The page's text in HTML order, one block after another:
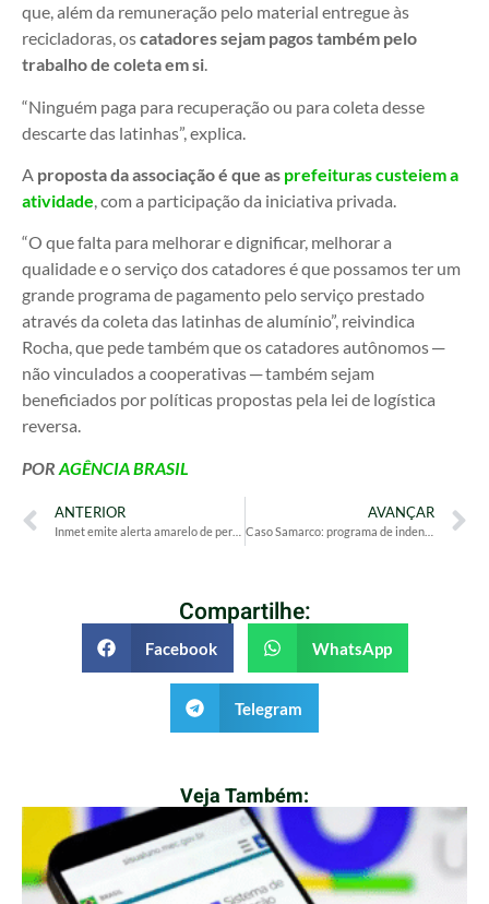
que, além da remuneração pelo material entregue às
recicladoras, oscatadores sejam pagos também pelo
trabalho de coleta em si.
“Ninguém paga para recuperação ou para coleta desse
descarte das latinhas”, explica.
A proposta da associação é que as prefeituras custeiem a
atividade, com a participação da iniciativa privada.
“O que falta para melhorar e dignificar, melhorar a
qualidade e o serviço dos catadores é que possamos ter um
grande programa de pagamento pelo serviço prestado
através da coleta das latinhas de alumínio”, reivindica
Rocha, que pede também que os catadores autônomos ─
não vinculados a cooperativas ─ também sejam
beneficiados por políticas propostas pela lei de logística
reversa.
POR AGÊNCIA BRASIL
ANTERIOR AVANÇAR
Caso Samarco: programa de indenização supera mais de 300 mil pedidos
Compartilhe:
Facebook WhatsApp
Telegram
Veja Também: